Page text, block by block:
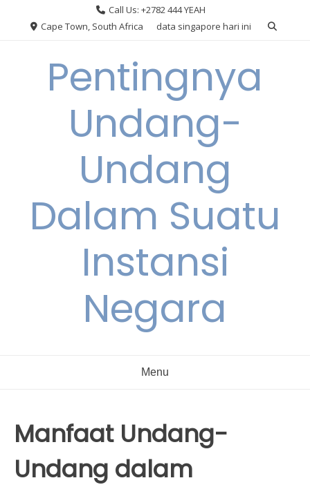
Call Us: +2782 444 YEAH
Cape Town, South Africa
data singapore hari ini
Pentingnya
Undang-
Undang
Dalam Suatu
Instansi
Negara
Menu
Manfaat Undang-
Undang dalam